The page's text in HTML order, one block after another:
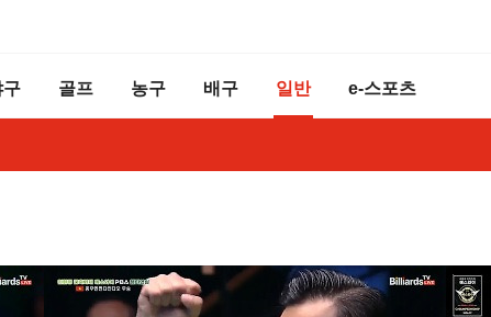
구 골프 농구 배구 일반 e-스포츠